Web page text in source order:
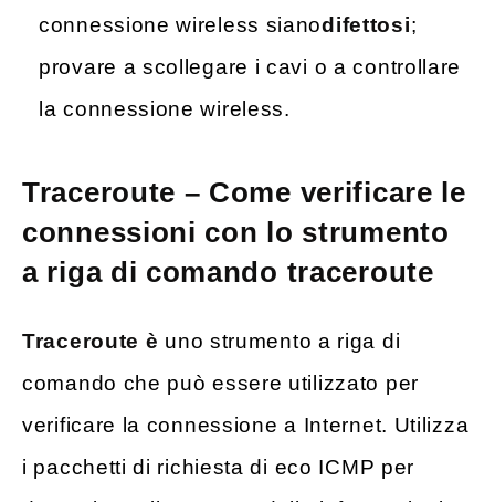
connessione wireless sianodifettosi;
provare a scollegare i cavi o a controllare
la connessione wireless.
Traceroute – Come verificare le
connessioni con lo strumento
a riga di comando traceroute
Traceroute è uno strumento a riga di
comando che può essere utilizzato per
verificare la connessione a Internet. Utilizza
i pacchetti di richiesta di eco ICMP per